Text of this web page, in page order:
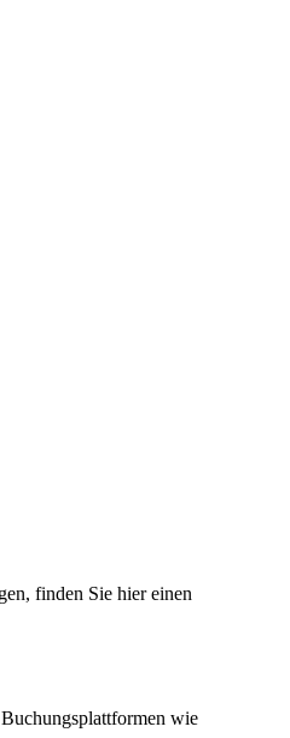
finden Sie hier einen
wie